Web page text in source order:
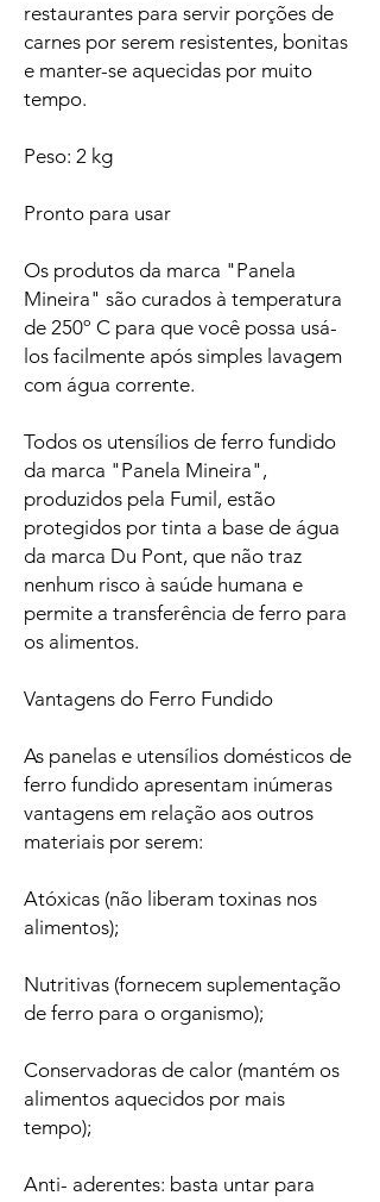
restaurantes para servir porções de
carnes por serem resistentes, bonitas
e manter-se aquecidas por muito
tempo.
Peso: 2 kg
Pronto para usar
Os produtos da marca "Panela
Mineira" são curados à temperatura
de 250º C para que você possa usá-
los facilmente após simples lavagem
com água corrente.
Todos os utensílios de ferro fundido
da marca "Panela Mineira",
produzidos pela Fumil, estão
protegidos por tinta a base de água
da marca Du Pont, que não traz
nenhum risco à saúde humana e
permite a transferência de ferro para
os alimentos.
Vantagens do Ferro Fundido
As panelas e utensílios domésticos de
ferro fundido apresentam inúmeras
vantagens em relação aos outros
materiais por serem:
Atóxicas (não liberam toxinas nos
alimentos);
Nutritivas (fornecem suplementação
de ferro para o organismo);
Conservadoras de calor (mantém os
alimentos aquecidos por mais
tempo);
Anti- aderentes: basta untar para